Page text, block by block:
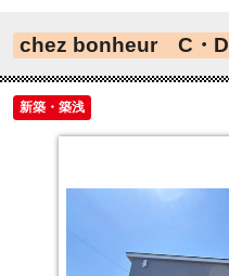
chez bonheur C・D
新築・築浅